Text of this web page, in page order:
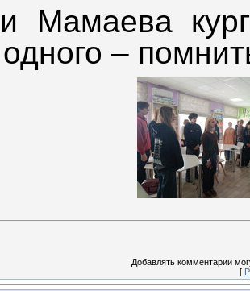
Мамаева
–
Добавлять комментарии
[